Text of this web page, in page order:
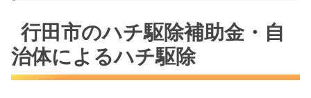
行田市のハチ駆除補助金・自
治体によるハチ駆除